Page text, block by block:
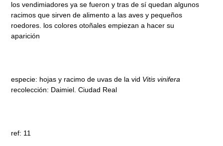
los vendimiadores ya se fueron y tras de sí quedan algunos
racimos que sirven de alimento a las aves y pequeños
roedores. los colores otoñales empiezan a hacer su
aparición
especie: hojas y racimo de uvas de la vid Vitis vinifera
recolección: Daimiel. Ciudad Real
ref: 11